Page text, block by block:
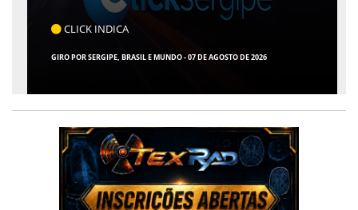
CLICK INDICA
GIRO POR SERGIPE, BRASIL E MUNDO - 07 DE AGOSTO DE 2026